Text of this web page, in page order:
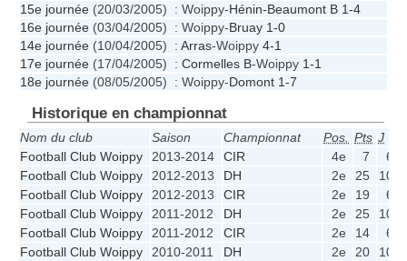
15e journée (20/03/2005) : Woippy-Hénin-Beaumont B 1-4
16e journée (03/04/2005) : Woippy-Bruay 1-0
14e journée (10/04/2005) : Arras-Woippy 4-1
17e journée (17/04/2005) : Cormelles B-Woippy 1-1
18e journée (08/05/2005) : Woippy-Domont 1-7
Historique en championnat
Nom du club Saison Championnat Pos. Pts J
Football Club Woippy
2013-2014 CIR 4e 7 6
Football Club Woippy
2012-2013 DH 2e 25 10
Football Club Woippy
2012-2013 CIR 2e 19 6
Football Club Woippy
2011-2012 DH 2e 25 10
Football Club Woippy
2011-2012 CIR 2e 14 6
Football Club Woippy
2010-2011 DH 2e 20 10